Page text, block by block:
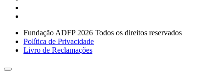
Fundação ADFP 2026 Todos os direitos reservados
Política de Privacidade
Livro de Reclamações